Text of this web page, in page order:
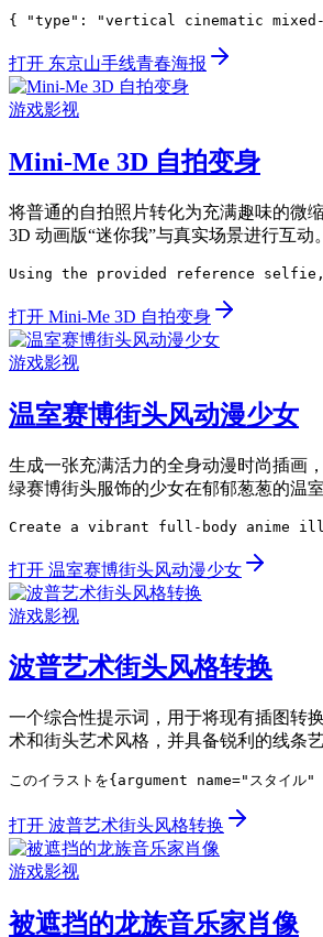
{ "type": "vertical cinematic
打开 东京山手线青春海报
游戏影视
Mini-Me 3D 自拍变身
将普通的自拍照片转化为充满趣味的微
3D 动画版“迷你我”与真实场景进行互动。
Using the provided reference
打开 Mini-Me 3D 自拍变身
游戏影视
温室赛博街头风动漫少女
生成一张充满活力的全身动漫时尚插画
绿赛博街头服饰的少女在郁郁葱葱的温室
Create a vibrant full-body anime
打开 温室赛博街头风动漫少女
游戏影视
波普艺术街头风格转换
一个综合性提示词，用于将现有插图转
术和街头艺术风格，并具备锐利的线条
このイラストを{argument name="スタイル"
打开 波普艺术街头风格转换
游戏影视
被遮挡的龙族音乐家肖像